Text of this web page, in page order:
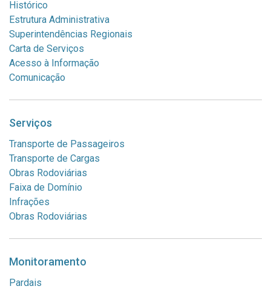
Histórico
Estrutura Administrativa
Superintendências Regionais
Carta de Serviços
Acesso à Informação
Comunicação
Serviços
Transporte de Passageiros
Transporte de Cargas
Obras Rodoviárias
Faixa de Domínio
Infrações
Obras Rodoviárias
Monitoramento
Pardais